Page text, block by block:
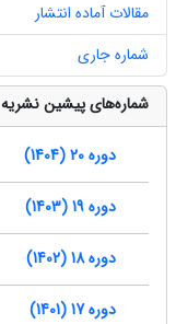
مقالات آماده انتشار
شماره جاری
شماره‌های پیشین نشریه
دوره 20 (1404)
دوره 19 (1403)
دوره 18 (1402)
دوره 17 (1401)